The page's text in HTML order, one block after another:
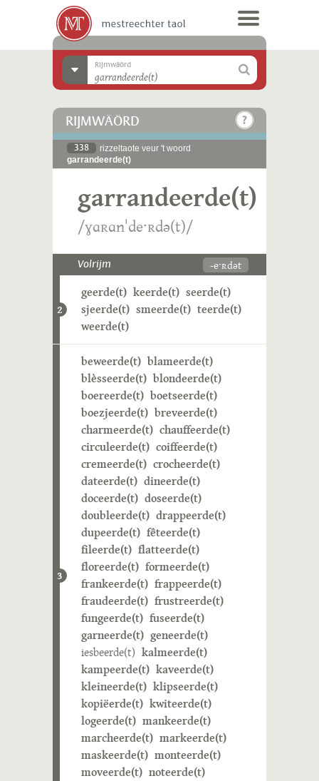
Rijmwäörd
RIJMWÄÖRD
338
rizzeltaote veur 't woord
garrandeerde(t)
garrandeerde(t)
/ɣɑʀɑnˈdeˑʀdə(t)/
Volrijm -eˑʀdət
2
geerde(t) keerde(t) seerde(t)
sjeerde(t) smeerde(t) teerde(t)
weerde(t)
3
beweerde(t) blameerde(t)
blèsseerde(t) blondeerde(t)
boereerde(t) boetseerde(t)
boezjeerde(t) breveerde(t)
charmeerde(t) chauffeerde(t)
circuleerde(t) coiffeerde(t)
cremeerde(t) crocheerde(t)
dateerde(t) dineerde(t)
doceerde(t) doseerde(t)
doubleerde(t) drappeerde(t)
dupeerde(t) fêteerde(t)
fileerde(t) flatteerde(t)
floreerde(t) formeerde(t)
frankeerde(t) frappeerde(t)
fraudeerde(t) frustreerde(t)
fungeerde(t) fuseerde(t)
garneerde(t) geneerde(t)
iesbeerde(t) kalmeerde(t)
kampeerde(t) kaveerde(t)
kleineerde(t) klipseerde(t)
kopiëerde(t) kwiteerde(t)
logeerde(t) mankeerde(t)
marcheerde(t) markeerde(t)
maskeerde(t) monteerde(t)
moveerde(t) noteerde(t)